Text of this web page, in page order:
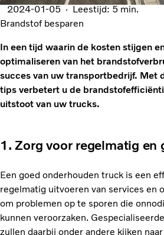
2024-01-05
Leestijd: 5 min.
Brandstof besparen
In een tijd waarin de kosten stijgen
optimaliseren van het
succes van uw transportbedrijf. Met
tips verbetert u de
uitstoot van uw trucks.
1. Zorg voor regelmatig en
Een goed onderhouden truck is een
regelmatig uitvoeren van services en
om problemen op te sporen die
kunnen veroorzaken.
zullen daarbij onder andere kijken